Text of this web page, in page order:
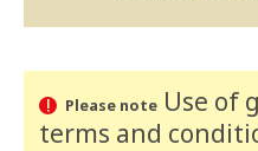
Please noteUse of
terms and